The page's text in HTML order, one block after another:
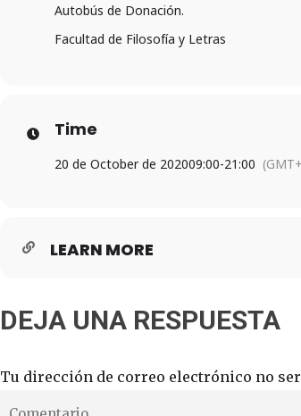
Autobús de Donación.
Facultad de Filosofía y Letras
Time
20 de October de 202009:00-21:00
LEARN MORE
DEJA UNA RESPUESTA
Tu dirección de correo electrónico no